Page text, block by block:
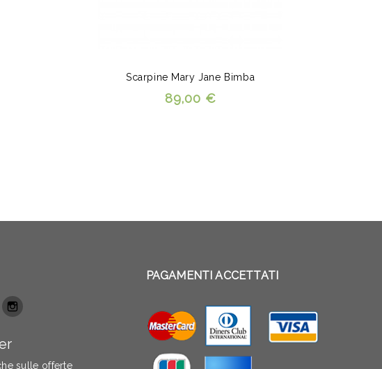
Scarpine Mary Jane Bimba
89,00 €
sulle offerte
PAGAMENTI ACCETTATI